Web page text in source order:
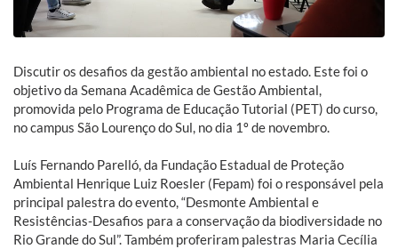
Discutir os desafios da gestão ambiental no estado. Este foi o
objetivo da Semana Acadêmica de Gestão Ambiental,
promovida pelo Programa de Educação Tutorial (PET) do curso,
no campus São Lourenço do Sul, no dia 1º de novembro.
Luís Fernando Parelló, da Fundação Estadual de Proteção
Ambiental Henrique Luiz Roesler (Fepam) foi o responsável pela
principal palestra do evento, “Desmonte Ambiental e
Resistências-Desafios para a conservação da biodiversidade no
Rio Grande do Sul”. Também proferiram palestras Maria Cecília